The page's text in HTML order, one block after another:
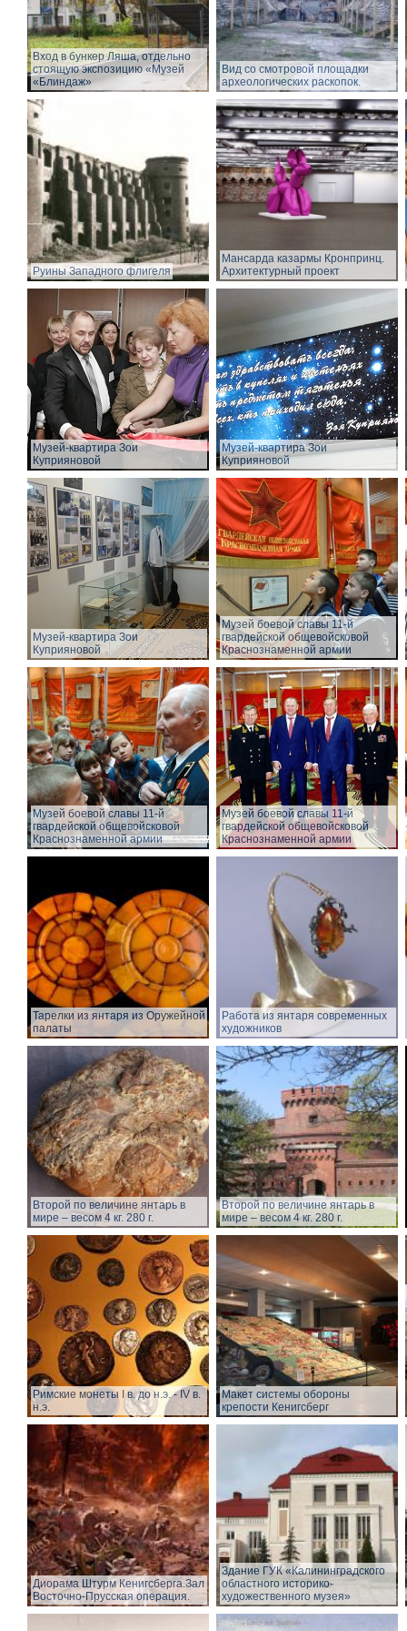
Вход в бункер Ляша, отдельно
стоящую экспозицию «Музей
«Блиндаж»
Вид со смотровой площадки
археологических раскопок.
Руины Западного флигеля
Мансарда казармы Кронпринц.
Архитектурный проект
Музей-квартира Зои
Куприяновой
Музей-квартира Зои
Куприяновой
Музей-квартира Зои
Куприяновой
Музей боевой славы 11-й
гвардейской общевойсковой
Краснознаменной армии
Музей боевой славы 11-й
гвардейской общевойсковой
Краснознаменной армии
Музей боевой славы 11-й
гвардейской общевойсковой
Краснознаменной армии
Тарелки из янтаря из Оружейной
палаты
Работа из янтаря современных
художников
Второй по величине янтарь в
мире – весом 4 кг. 280 г.
Второй по величине янтарь в
мире – весом 4 кг. 280 г.
Римские монеты I в. до н.э. - IV в.
н.э.
Макет системы обороны
крепости Кенигсберг
Диорама Штурм Кенигсберга.Зал
Восточно-Прусская операция.
Здание ГУК «Калининградского
областного историко-
художественного музея»